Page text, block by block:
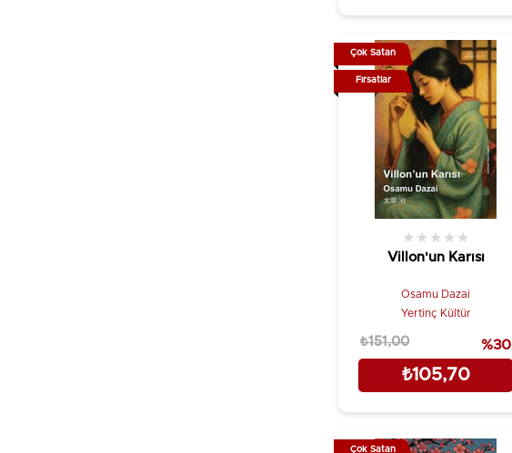
Villon'un Karısı
★ ★ ★ ★ ★
Osamu Dazai
Yertinç Kültür
₺105,70
₺151,00 %30
Çok Satan
Fırsatlar
Çok Satan